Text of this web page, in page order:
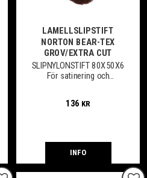
LAMELLSLIPSTIFT
NORTON BEAR-TEX
GROV/EXTRA CUT
SLIPNYLONSTIFT 80X50X6
För satinering och
136 KR
INFO